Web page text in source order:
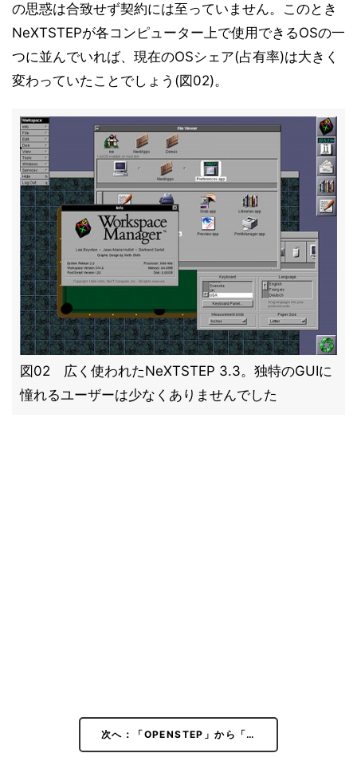
の思惑は合致せず契約には至っていません。このとき
NeXTSTEPが各コンピューター上で使用できるOSの一
つに並んでいれば、現在のOSシェア(占有率)は大きく
変わっていたことでしょう(図02)。
図02 広く使われたNeXTSTEP 3.3。独特のGUIに
憧れるユーザーは少なくありませんでした
次へ：「OPENSTEP」から「…